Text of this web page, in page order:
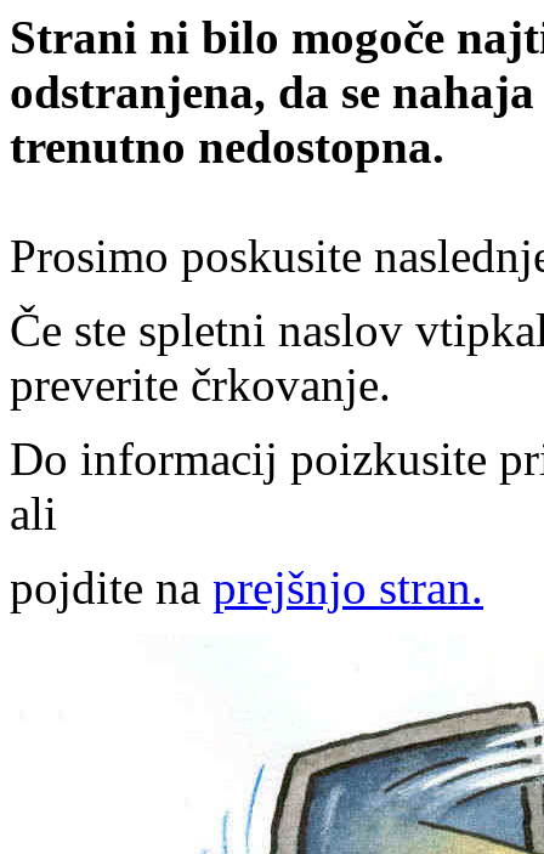
Strani ni bilo mogoče
odstranjena, da se
trenutno nedostopna.
Prosimo poskusite
Če ste spletni naslov
preverite črkovanje.
Do informacij poizkusite
ali
pojdite na prejšnjo stran.